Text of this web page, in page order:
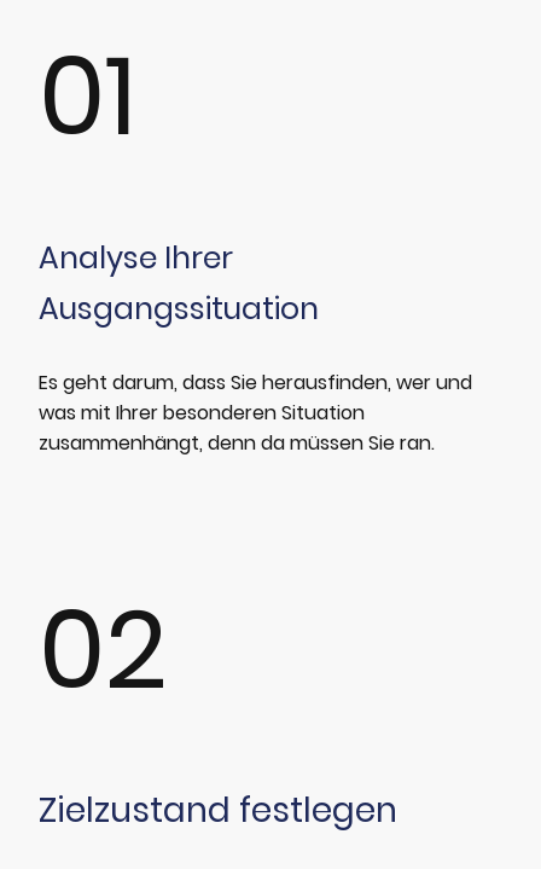
01
Analyse Ihrer
Ausgangssituation
Es geht darum, dass Sie herausfinden, wer und
was mit Ihrer besonderen Situation
zusammenhängt, denn da müssen Sie ran.
02
Zielzustand festlegen